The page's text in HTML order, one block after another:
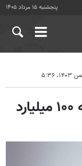
پنجشنبه ۱۵ مرداد ۱۴۰۵
انصاری: رشد ۸ درصدی حداقل به ۱۰۰ میلیارد